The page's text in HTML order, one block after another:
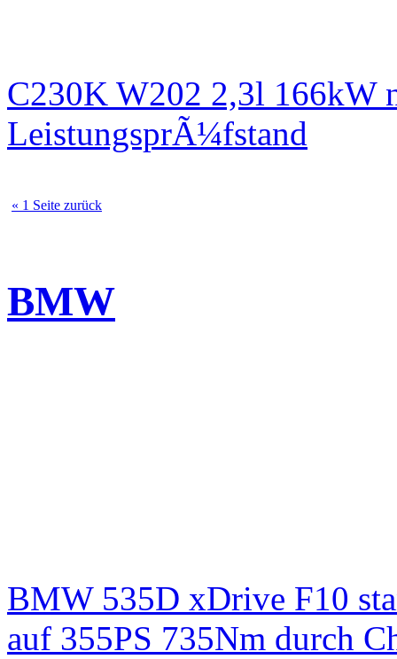
C230K W202 2,3l 166kW
LeistungsprÃ¼fstand
« 1 Seite zurück
BMW
BMW 535D xDrive F10
auf 355PS 735Nm durch